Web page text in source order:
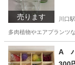
売ります 川口駅
多肉植物やエアプランツ
埼玉 川口市
A ハ